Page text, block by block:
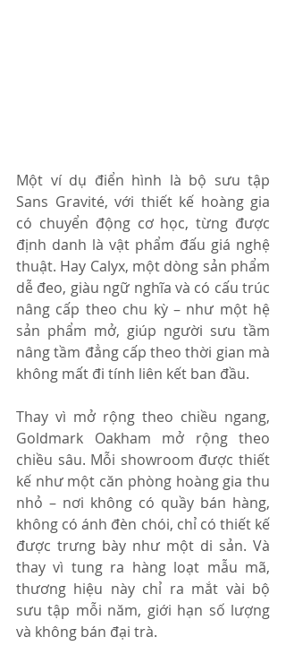
Một ví dụ điển hình là bộ sưu tập
Sans Gravité, với thiết kế hoàng gia
có chuyển động cơ học, từng được
định danh là vật phẩm đấu giá nghệ
thuật. Hay Calyx, một dòng sản phẩm
dễ đeo, giàu ngữ nghĩa và có cấu trúc
nâng cấp theo chu kỳ – như một hệ
sản phẩm mở, giúp người sưu tầm
nâng tầm đẳng cấp theo thời gian mà
không mất đi tính liên kết ban đầu.
Thay vì mở rộng theo chiều ngang,
Goldmark Oakham mở rộng theo
chiều sâu. Mỗi showroom được thiết
kế như một căn phòng hoàng gia thu
nhỏ – nơi không có quầy bán hàng,
không có ánh đèn chói, chỉ có thiết kế
được trưng bày như một di sản. Và
thay vì tung ra hàng loạt mẫu mã,
thương hiệu này chỉ ra mắt vài bộ
sưu tập mỗi năm, giới hạn số lượng
và không bán đại trà.